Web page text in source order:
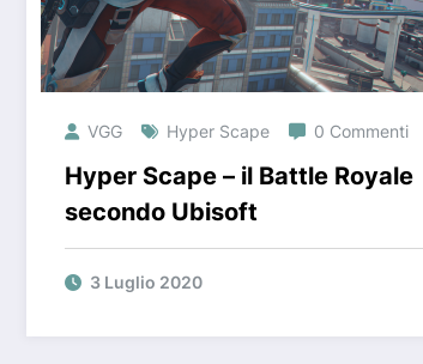
VGG Hyper Scape 0 Commenti
Hyper Scape – il Battle Royale
secondo Ubisoft
3 Luglio 2020